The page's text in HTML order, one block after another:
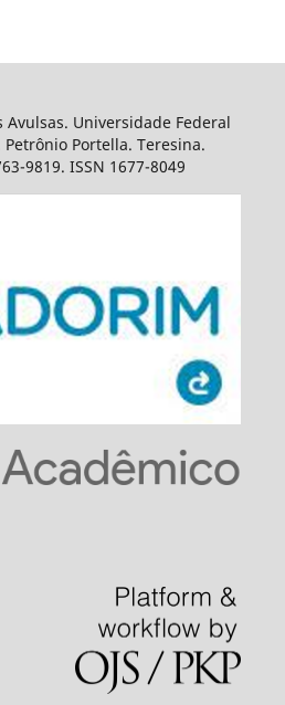
Avulsas. Universidade Federal
Portella. Teresina.
9819. ISSN 1677-8049